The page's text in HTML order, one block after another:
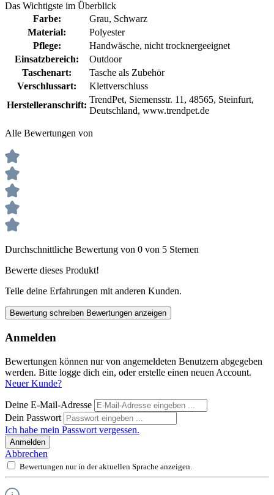
Das Wichtigste im Überblick
Farbe:
Grau, Schwarz
Material:
Polyester
Pflege:
Handwäsche, nicht trocknergeeignet
Einsatzbereich:
Outdoor
Taschenart:
Tasche als Zubehör
Verschlussart:
Klettverschluss
Herstelleranschrift:
TrendPet, Siemensstr. 11, 48565, Steinfurt,
Deutschland, www.trendpet.de
Alle Bewertungen von
Durchschnittliche Bewertung von 0 von 5 Sternen
Bewerte dieses Produkt!
Teile deine Erfahrungen mit anderen Kunden.
Bewertung schreiben Bewertungen anzeigen
Anmelden
Bewertungen können nur von angemeldeten Benutzern abgegeben
werden. Bitte logge dich ein, oder erstelle einen neuen Account.
Neuer Kunde?
Deine E-Mail-Adresse
Dein Passwort
Ich habe mein Passwort vergessen.
Anmelden
Abbrechen
Bewertungen nur in der aktuellen Sprache anzeigen.